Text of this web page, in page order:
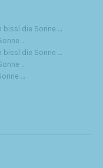
bissl die Sonne …
…
bissl die Sonne …
…
…